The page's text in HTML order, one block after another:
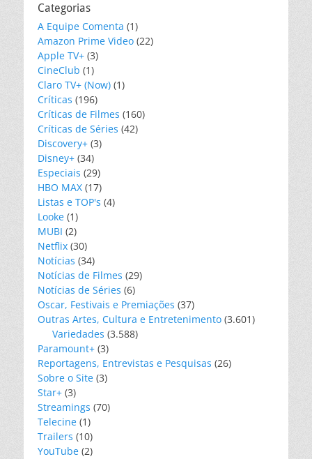
Categorias
A Equipe Comenta (1)
Amazon Prime Video (22)
Apple TV+ (3)
CineClub (1)
Claro TV+ (Now) (1)
Críticas (196)
Críticas de Filmes (160)
Críticas de Séries (42)
Discovery+ (3)
Disney+ (34)
Especiais (29)
HBO MAX (17)
Listas e TOP's (4)
Looke (1)
MUBI (2)
Netflix (30)
Notícias (34)
Notícias de Filmes (29)
Notícias de Séries (6)
Oscar, Festivais e Premiações (37)
Outras Artes, Cultura e Entretenimento (3.601)
Variedades (3.588)
Paramount+ (3)
Reportagens, Entrevistas e Pesquisas (26)
Sobre o Site (3)
Star+ (3)
Streamings (70)
Telecine (1)
Trailers (10)
YouTube (2)